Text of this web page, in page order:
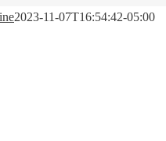
2023-11-07T16:54:42-05:00